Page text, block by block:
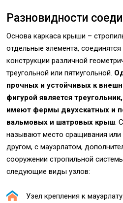
Разновидности
Основа каркаса крыши –
отдельные элемента,
конструкции различной
треугольной или пятиугольной.
прочных и устойчивых к
фигурой является
имеют фермы двухскатных и
вальмовых и шатровых крыш.
называют место сращивания или
другом, с мауэрлатом,
сооружении стропильной
следующие виды узлов:
Узел крепления к